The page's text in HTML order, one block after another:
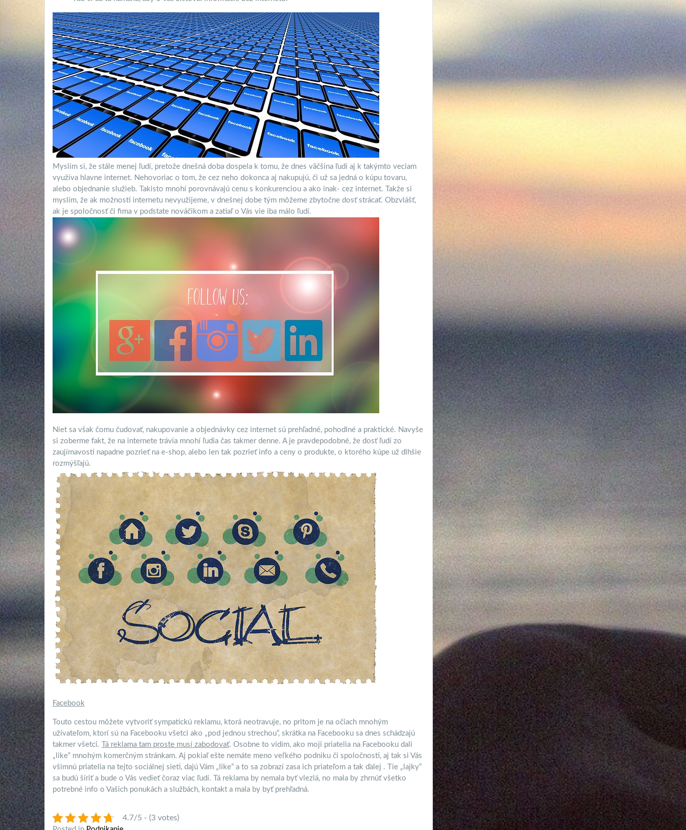
Myslím si, že stále menej ľudí, pretože dnešná doba dospela k tomu, že dnes väčšina ľudí aj k takýmto veciam
využíva hlavne internet. Nehovoriac o tom, že cez neho dokonca aj nakupujú, či už sa jedná o kúpu tovaru,
alebo objednanie služieb. Takisto mnohí porovnávajú cenu s konkurenciou a ako inak- cez internet. Takže si
myslím, že ak možnosti internetu nevyužijeme, v dnešnej dobe tým môžeme zbytočne dosť strácať. Obzvlášť,
ak je spoločnosť či fima v podstate nováčikom a zatiaľ o Vás vie iba málo ľudí.
Niet sa však čomu čudovať, nakupovanie a objednávky cez internet sú prehľadné, pohodlné a praktické. Navyše
si zoberme fakt, že na internete trávia mnohí ľudia čas takmer denne. A je pravdepodobné, že dosť ľudí zo
zaujímavosti napadne pozrieť na e-shop, alebo len tak pozrieť info a ceny o produkte, o ktorého kúpe už dlhšie
rozmýšľajú.
Facebook
Touto cestou môžete vytvoriť sympatickú reklamu, ktorá neotravuje, no pritom je na očiach mnohým
užívateľom, ktorí sú na Facebooku všetci ako „pod jednou strechou“, skrátka na Facebooku sa dnes schádzajú
takmer všetci.
Tá reklama tam proste musí zabodovať. Osobne to vidím, ako moji priatelia na Facebooku dali
„like“ mnohým komerčným stránkam. Aj pokiaľ ešte nemáte meno veľkého podniku či spoločnosti, aj tak si Vás
všimnú priatelia na tejto sociálnej sieti, dajú Vám „like“ a to sa zobrazí zasa ich priateľom a tak ďalej . Tie „lajky“
sa budú šíriť a bude o Vás vedieť čoraz viac ľudí. Tá reklama by nemala byť vlezlá, no mala by zhrnúť všetko
potrebné info o Vašich ponukách a službách, kontakt a mala by byť prehľadná.
4.7/5 - (3 votes)